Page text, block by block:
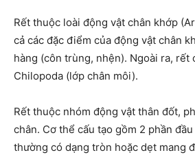
Rết thuộc loài động vật chân khớp
cả các đặc điểm của động vật chân
hàng (côn trùng, nhện). Ngoài ra, rết
Chilopoda (lớp chân môi).
Rết thuộc nhóm động vật thân đốt,
chân. Cơ thể cấu tạo gồm 2 phần
thường có dạng tròn hoặc dẹt mang